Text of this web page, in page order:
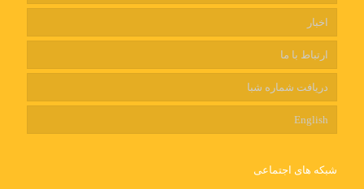
اخبار
ارتباط با ما
دریافت شماره شبا
English
شبکه های اجتماعی